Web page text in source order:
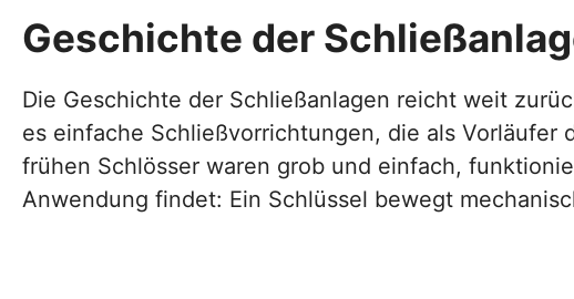
Geschichte der
Die Geschichte der Schließanlagen reicht weit
es einfache Schließvorrichtungen, die als
frühen Schlösser waren grob und einfach,
Anwendung findet: Ein Schlüssel bewegt